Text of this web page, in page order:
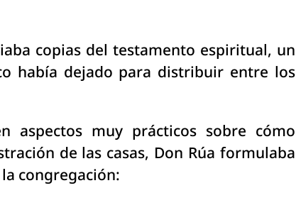
copias del testamento espiritual, un
había dejado para distribuir entre los
aspectos muy prácticos sobre cómo
de las casas, Don Rúa formulaba
congregación: